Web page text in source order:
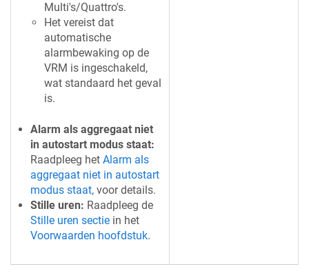
Multi's/Quattro's.
Het vereist dat
automatische
alarmbewaking op de
VRM is ingeschakeld,
wat standaard het geval
is.
Alarm als aggregaat niet
in autostart modus staat:
Raadpleeg het Alarm als
aggregaat niet in autostart
modus staat, voor details.
Stille uren: Raadpleeg de
Stille uren sectie in het
Voorwaarden hoofdstuk.